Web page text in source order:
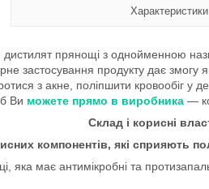
Характеристики
прянощі з однойменною
застосування продукту дає
з акне, поліпшити кровообіг у
Ви можете прямо в виробника —
Склад і корисні
компонентів, які сприяють
яка має антимікробні та